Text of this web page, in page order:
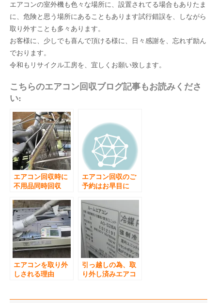
エアコンの室外機も色々な場所に、設置されてる場合もありたま
に、危険と思う場所にあることもあります試行錯誤を、しながら
取り外すことも多々あります。
お客様に、少しでも喜んで頂ける様に、日々感謝を、忘れず励ん
でおります。
令和もリサイクル工房を、宜しくお願い致します。
こちらのエアコン回収ブログ記事もお読みくださ
い:
エアコン回収時に
不用品同時回収
エアコン回収のご
予約はお早目に
エアコンを取り外
しされる理由
引っ越しの為、取
り外し済みエアコ